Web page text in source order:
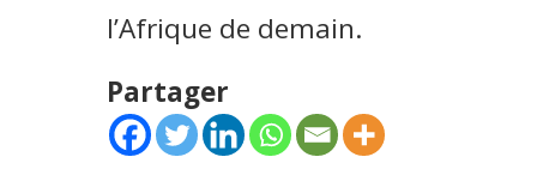
l’Afrique de demain.
Partager